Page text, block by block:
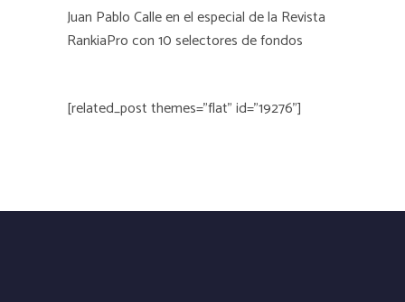
Juan Pablo Calle en el especial de la Revista
RankiaPro con 10 selectores de fondos
[related_post themes="flat" id="19276"]